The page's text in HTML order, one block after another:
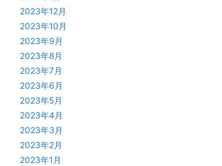
2023年12月
2023年10月
2023年9月
2023年8月
2023年7月
2023年6月
2023年5月
2023年4月
2023年3月
2023年2月
2023年1月